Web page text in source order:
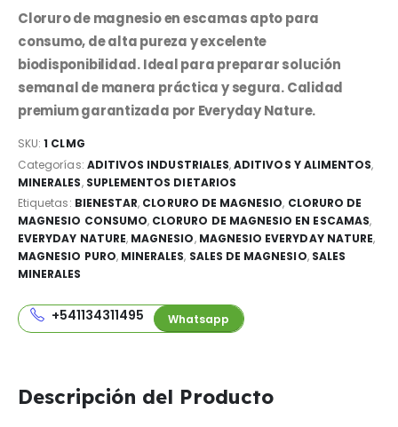
Cloruro de magnesio en escamas apto para
consumo, de alta pureza y excelente
biodisponibilidad. Ideal para preparar solución
semanal de manera práctica y segura. Calidad
premium garantizada por Everyday Nature.
SKU:1 CLMG
Categorías: ADITIVOS INDUSTRIALES,ADITIVOS Y ALIMENTOS,
MINERALES, SUPLEMENTOS DIETARIOS
Etiquetas: BIENESTAR, CLORURO DE MAGNESIO, CLORURO DE
MAGNESIO CONSUMO, CLORURO DE MAGNESIO EN ESCAMAS,
EVERYDAY NATURE, MAGNESIO, MAGNESIO EVERYDAY NATURE,
MAGNESIO PURO, MINERALES, SALES DE MAGNESIO, SALES
MINERALES
+541134311495 Whatsapp
Descripción del Producto